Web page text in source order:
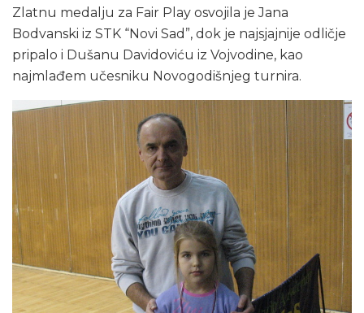
Zlatnu medalju za Fair Play osvojila je Jana
Bodvanski iz STK “Novi Sad”, dok je najsjajnije odličje
pripalo i Dušanu Davidoviću iz Vojvodine, kao
najmlađem učesniku Novogodišnjeg turnira.